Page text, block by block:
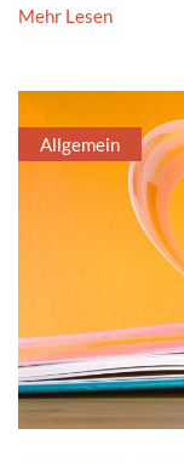
Mehr Lesen
Allgemein